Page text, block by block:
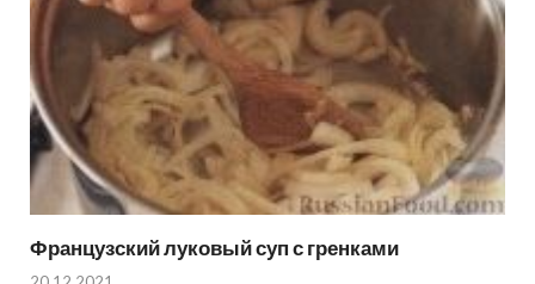
Французский луковый суп с гренками